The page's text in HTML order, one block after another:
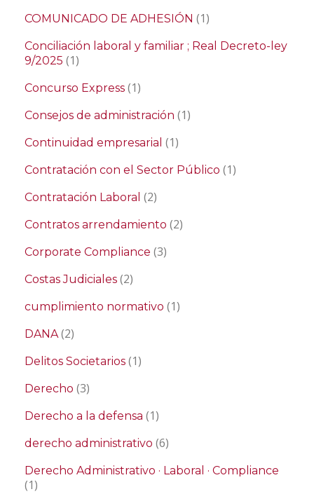
COMUNICADO DE ADHESIÓN (1)
Conciliación laboral y familiar ; Real Decreto-ley
9/2025 (1)
Concurso Express (1)
Consejos de administración (1)
Continuidad empresarial (1)
Contratación con el Sector Público (1)
Contratación Laboral (2)
Contratos arrendamiento (2)
Corporate Compliance (3)
Costas Judiciales (2)
cumplimiento normativo (1)
DANA(2)
Delitos Societarios (1)
Derecho (3)
Derecho a la defensa (1)
derecho administrativo (6)
Derecho Administrativo · Laboral · Compliance
(1)